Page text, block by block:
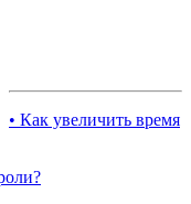
• Как увеличить время